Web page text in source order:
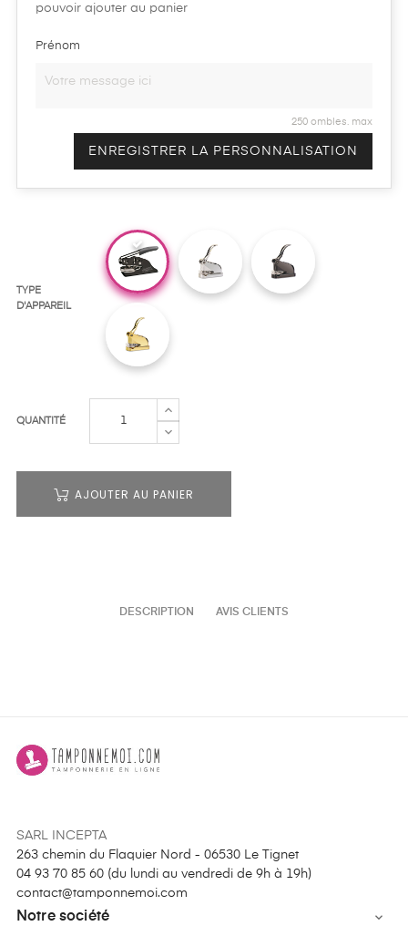
pouvoir ajouter au panier
Prénom
250 ombles. max
ENREGISTRER LA PERSONNALISATION
TYPE
D'APPAREIL
QUANTITÉ
AJOUTER AU PANIER
DESCRIPTION AVIS CLIENTS
SARL INCEPTA
263 chemin du Flaquier Nord - 06530 Le Tignet
04 93 70 85 60 (du lundi au vendredi de 9h à 19h)
contact@tamponnemoi.com
Notre société 